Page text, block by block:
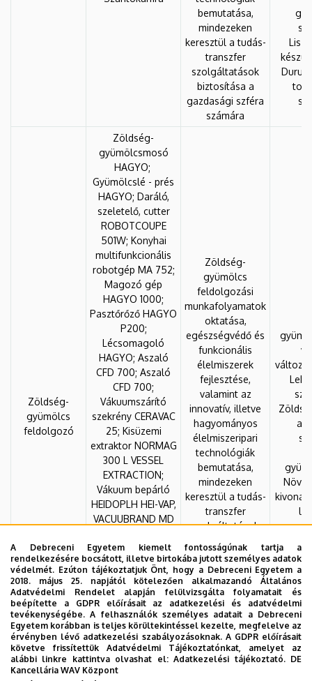
bemutatása,
mindezeken
keresztül a tudás-
transzfer
szolgáltatások
biztosítása a
gazdasági szféra
számára
Zöldség-
gyümölcs
feldolgozó
Zöldség-
gyümölcsmosó
HAGYO;
Gyümölcslé - prés
HAGYO; Daráló,
szeletelő, cutter
ROBOTCOUPE
501W; Konyhai
multifunkcionális
robotgép MA 752;
Magozó gép
HAGYO 1000;
Pasztőrőző HAGYO
P200;
Lécsomagoló
HAGYO; Aszaló
CFD 700; Aszaló
CFD 700;
Vákuumszárító
szekrény CERAVAC
25; Kisüzemi
extraktor NORMAG
300 L VESSEL
EXTRACTION;
Vákuum bepárló
HEIDOPLH HEI-VAP,
VACUUBRAND MD
CERALIO 10;
Szuperkritikus
folyadék extraktor
CERA SZFE XTR;
Rotációs
vákumbepárló
készülék BESE HEI
VAP VALVE; Ipari
ládamosó
Zöldség-
gyümölcs
feldolgozási
munkafolyamatok
oktatása,
egészségvédő és
funkcionális
élelmiszerek
fejlesztése,
valamint az
innovatív, illetve
hagyományos
élelmiszeripari
technológiák
bemutatása,
mindezeken
keresztül a tudás-
transzfer
szolgáltatások
biztosítása a
gazdasági szféra
számára
A Debreceni Egyetem kiemelt fontosságúnak tartja a
rendelkezésére bocsátott, illetve birtokába jutott személyes adatok
védelmét. Ezúton tájékoztatjuk Önt, hogy a Debreceni Egyetem a
2018. május 25. napjától kötelezően alkalmazandó Általános
Adatvédelmi Rendelet alapján felülvizsgálta folyamatait és
beépítette a GDPR előírásait az adatkezelési és adatvédelmi
tevékenységébe. A felhasználók személyes adatait a Debreceni
Egyetem korábban is teljes körültekintéssel kezelte, megfelelve az
érvényben lévő adatkezelési szabályozásoknak. A GDPR előírásait
követve frissítettük Adatvédelmi Tájékoztatónkat, amelyet az
alábbi linkre kattintva olvashat el:Adatkezelési tájékoztató. DE
Kancellária WAV Központ